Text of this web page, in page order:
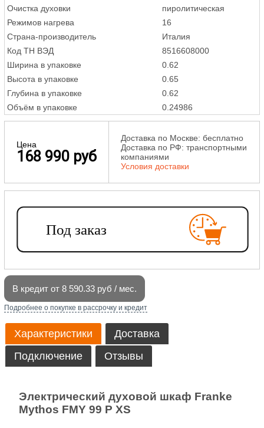
Очистка духовки
пиролитическая
Режимов нагрева
16
Страна-производитель
Италия
Код ТН ВЭД
8516608000
Ширина в упаковке
0.62
Высота в упаковке
0.65
Глубина в упаковке
0.62
Объём в упаковке
0.24986
Цена
168 990 руб
Доставка по Москве: бесплатно
Доставка по РФ: транспортными
компаниями
Условия доставки
В кредит от 8 590.33 руб / мес.
Подробнее о покупке в рассрочку и кредит
Характеристики
Доставка
Подключение
Отзывы
Электрический духовой шкаф Franke
Mythos FMY 99 P XS